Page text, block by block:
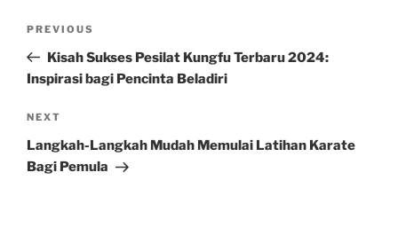
Previous
Post
PREVIOUS
Kisah Sukses Pesilat Kungfu Terbaru 2024:
Inspirasi bagi Pencinta Beladiri
Next
Post
NEXT
Langkah-Langkah Mudah Memulai Latihan Karate
Bagi Pemula